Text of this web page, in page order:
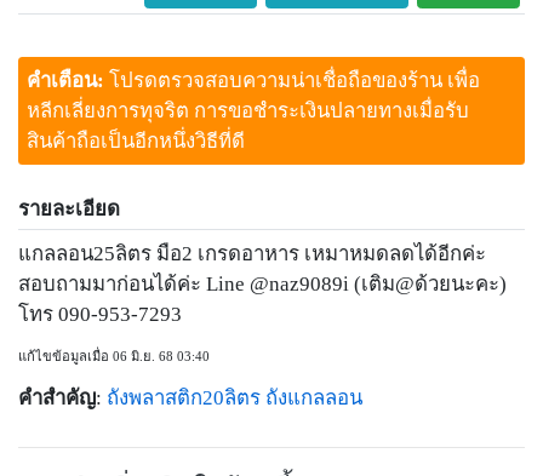
คำเตือน: โปรดตรวจสอบความน่าเชื่อถือของร้าน เพื่อ
หลีกเลี่ยงการทุจริต การขอชำระเงินปลายทางเมื่อรับ
สินค้าถือเป็นอีกหนึ่งวิธีที่ดี
รายละเอียด
แกลลอน25ลิตร มือ2 เกรดอาหาร เหมาหมดลดได้อีกค่ะ
สอบถามมาก่อนได้ค่ะ Line @naz9089i (เติม@ด้วยนะคะ)
โทร 090-953-7293
แก้ไขข้อมูลเมื่อ 06 มิ.ย. 68 03:40
คำสำคัญ: ถังพลาสติก20ลิตร ถังแกลลอน